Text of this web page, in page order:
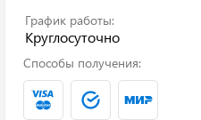
График работы:
Круглосуточно
Способы получения: